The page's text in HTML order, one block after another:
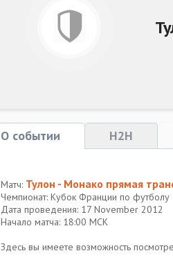
О событии H2H
Матч: Тулон - Монако прямая
Чемпионат: Кубок Франции по футболу
Дата проведения: 17 November 2012
Начало матча: 18:00 МСК
Здесь вы имеете возможность